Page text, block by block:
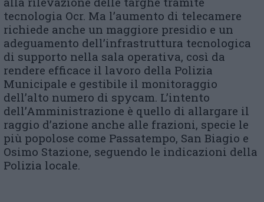
tecnologia Ocr. Ma l’aumento di telecamere
richiede anche un maggiore presidio e un
adeguamento dell’infrastruttura tecnologica
di supporto nella sala operativa, così da
rendere efficace il lavoro della Polizia
Municipale e gestibile il monitoraggio
dell’alto numero di spycam. L’intento
dell’Amministrazione è quello di allargare il
raggio d’azione anche alle frazioni, specie le
più popolose come Passatempo, San Biagio e
Osimo Stazione, seguendo le indicazioni della
Polizia locale.